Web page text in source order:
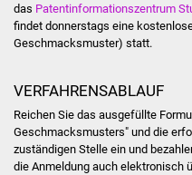
das Patentinformationszentrum
findet donnerstags eine
Geschmacksmuster) statt.
VERFAHRENSABLAUF
Reichen Sie das ausgefüllte
Geschmacksmusters" und die
zuständigen Stelle ein und
die Anmeldung auch elektronisch